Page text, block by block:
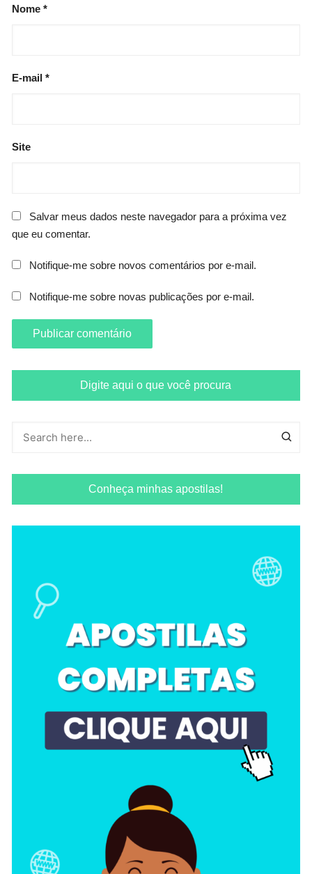
Nome*
E-mail*
Site
Salvar meus dados neste navegador para a próxima vez
que eu comentar.
Notifique-me sobre novos comentários por e-mail.
Notifique-me sobre novas publicações por e-mail.
Digite aqui o que você procura
Conheça minhas apostilas!